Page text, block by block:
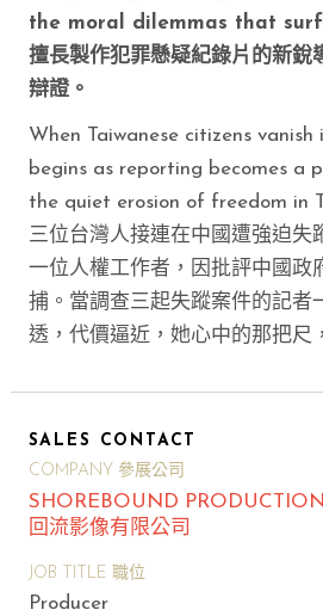
the moral dilemmas that
擅長製作犯罪懸疑紀錄片的新銳
辯證。
When Taiwanese citizens
begins as reporting becomes a
the quiet erosion of freedom in
三位台灣人接連在中國遭強迫失
一位人權工作者，因批評中國政
捕。當調查三起失蹤案件的記者
透，代價逼近，她心中的那把尺
SALES CONTACT
COMPANY 參展公司
SHOREBOUND
回流影像有限公司
JOB TITLE 職位
Producer